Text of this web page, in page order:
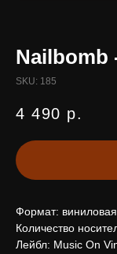
Nailbomb
SKU: 185
4 490 р.
Формат:
Количество
Лейбл: Music On